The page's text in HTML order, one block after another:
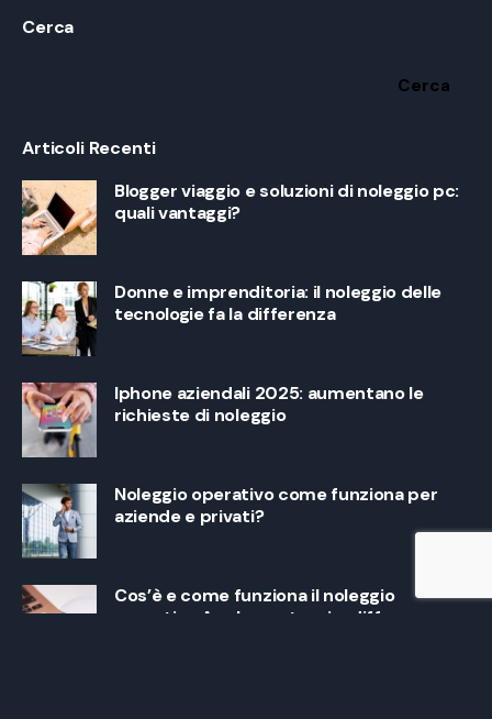
Cerca
Cerca
Articoli Recenti
Blogger viaggio e soluzioni di noleggio pc:
quali vantaggi?
Donne e imprenditoria: il noleggio delle
tecnologie fa la differenza
Iphone aziendali 2025: aumentano le
richieste di noleggio
Noleggio operativo come funziona per
aziende e privati?
Cos’è e come funziona il noleggio
operativo Apple: vantaggi e differenze